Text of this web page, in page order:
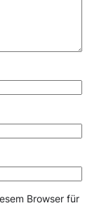
Browser für